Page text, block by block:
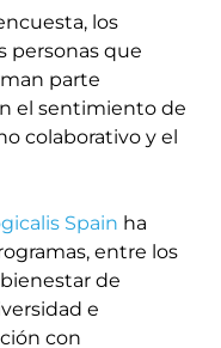
los
personas que
parte
el sentimiento de
colaborativo y el
Spain ha
entre los
de
e
con